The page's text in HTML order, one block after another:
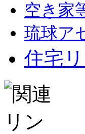
空き家
琉球ア
住宅